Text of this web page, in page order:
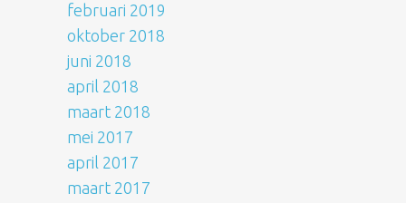
februari 2019
oktober 2018
juni 2018
april 2018
maart 2018
mei 2017
april 2017
maart 2017